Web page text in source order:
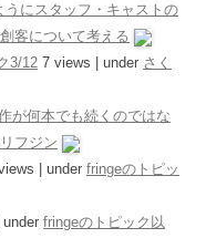
にスタッフ・キャストの
客について考える
3/12 7 views under さく
が何本でも続くのではな
フジン
under fringeのトピッ
under fringeのトピック以